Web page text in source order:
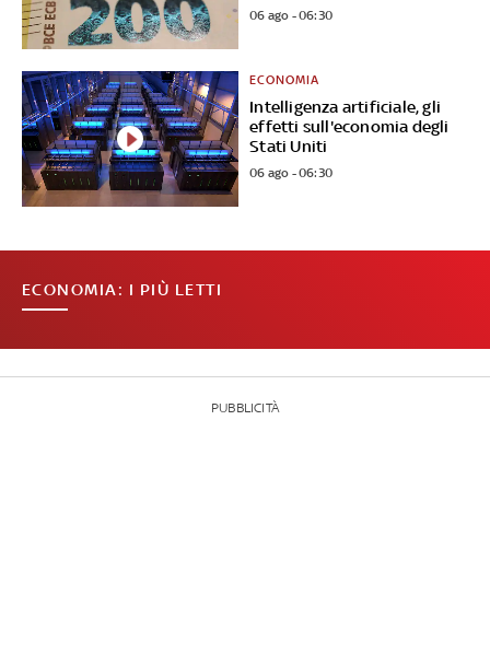
06 ago - 06:30
Intelligenza artificiale, gli
effetti sull'economia degli
Stati Uniti
ECONOMIA
06 ago - 06:30
ECONOMIA: I PIÙ LETTI
PUBBLICITÀ